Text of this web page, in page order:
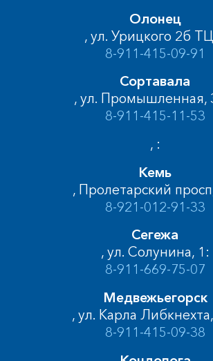
Олонец
, ул. Урицкого 2б
8-911-415-09-91
Сортавала
, ул. Промышленная,
8-911-415-11-53
, :
Кемь
, Пролетарский
8-921-012-91-33
Сегежа
, ул. Солунина, 1:
8-911-669-75-07
Медвежьегорск
, ул. Карла
8-911-415-09-38